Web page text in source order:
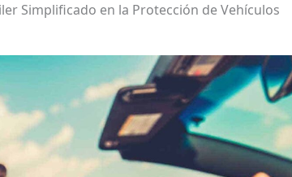
Simplificado en la Protección de Vehículos